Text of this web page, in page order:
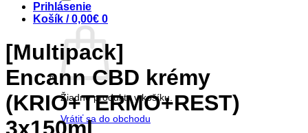
Prihlásenie
Košík /0,00€ 0
Žiadne produkty v košíku.
Vrátiť sa do obchodu
[Multipack]
Encann CBD krémy
(KRIO+TERMO+REST)